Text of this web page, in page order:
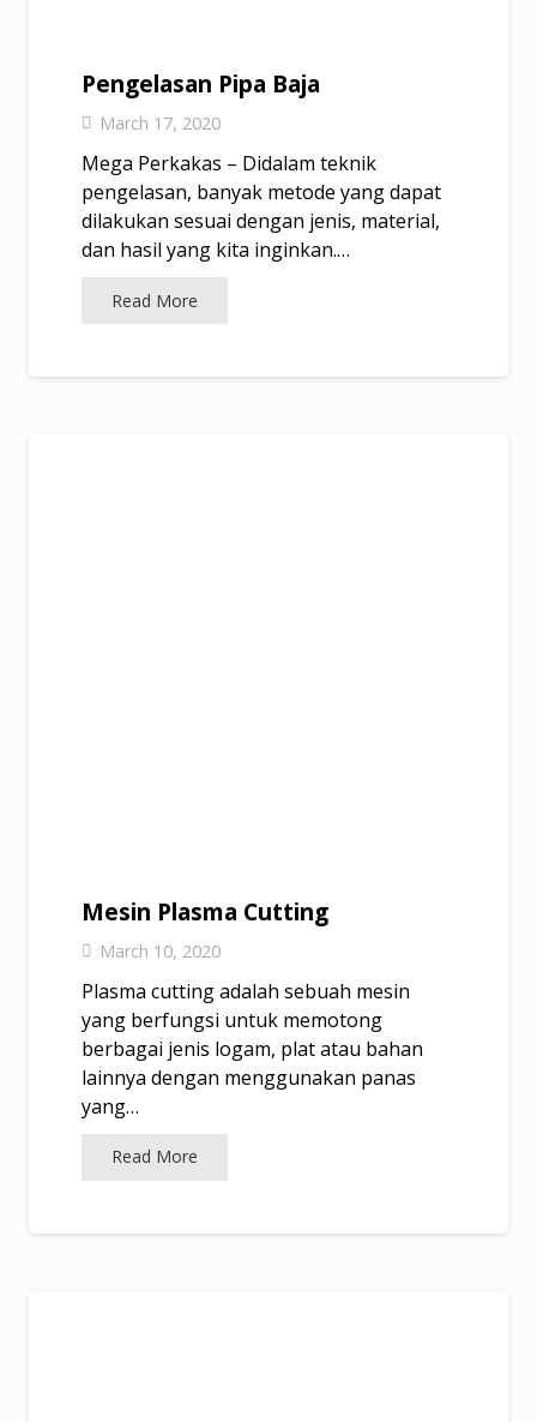
Pengelasan Pipa Baja
March 17, 2020
Mega Perkakas – Didalam teknik
pengelasan, banyak metode yang dapat
dilakukan sesuai dengan jenis, material,
dan hasil yang kita inginkan.…
Read More
Mesin Plasma Cutting
March 10, 2020
Plasma cutting adalah sebuah mesin
yang berfungsi untuk memotong
berbagai jenis logam, plat atau bahan
lainnya dengan menggunakan panas
yang…
Read More